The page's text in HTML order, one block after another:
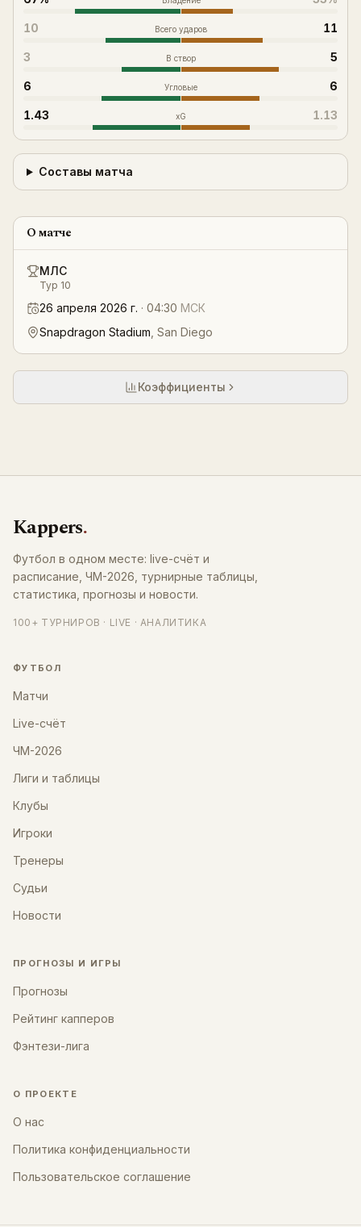
10 Всего ударов 11
3 В створ 5
6 Угловые 6
1.43 xG 1.13
Составы матча
О матче
МЛС
Тур 10
26 апреля 2026 г. · 04:30 МСК
Snapdragon Stadium San Diego
Коэффициенты
Kappers.
Футбол в одном месте: live-счёт и
расписание, ЧМ-2026, турнирные таблицы,
статистика, прогнозы и новости.
100+ ТУРНИРОВ · LIVE · АНАЛИТИКА
ФУТБОЛ
Матчи
Live-счёт
ЧМ-2026
Лиги и таблицы
Клубы
Игроки
Тренеры
Судьи
Новости
ПРОГНОЗЫ И ИГРЫ
Прогнозы
Рейтинг капперов
Фэнтези-лига
О ПРОЕКТЕ
О нас
Политика конфиденциальности
Пользовательское соглашение